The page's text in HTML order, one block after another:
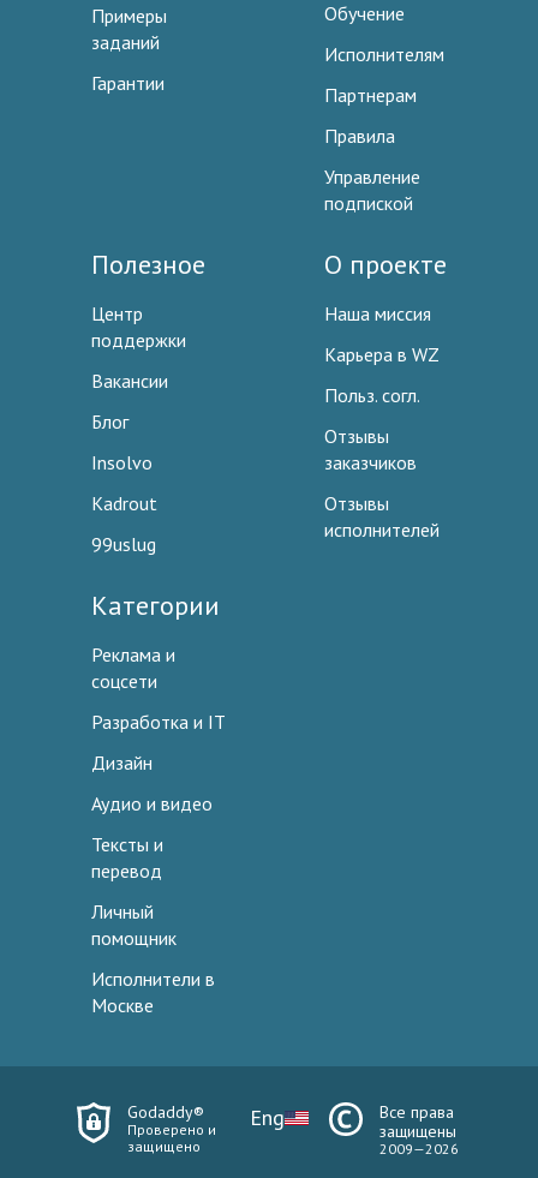
Примеры
заданий
Гарантии
Обучение
Исполнителям
Партнерам
Правила
Управление
подпиской
Полезное
Центр
поддержки
Вакансии
Блог
Insolvo
Kadrout
99uslug
О проекте
Наша миссия
Карьера в WZ
Польз. согл.
Отзывы
заказчиков
Отзывы
исполнителей
Категории
Реклама и
соцсети
Разработка и IT
Дизайн
Аудио и видео
Тексты и
перевод
Личный
помощник
Исполнители в
Москве
Godaddy®
Проверено и
защищено
Eng
Все права
защищены
2009—2026